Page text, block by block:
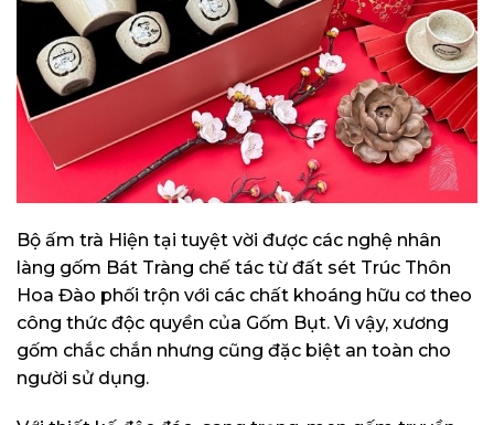
Bộ ấm trà Hiện tại tuyệt vời được các nghệ nhân
làng gốm Bát Tràng chế tác từ đất sét Trúc Thôn
Hoa Đào phối trộn với các chất khoáng hữu cơ theo
công thức độc quyền của Gốm Bụt. Vì vậy, xương
gốm chắc chắn nhưng cũng đặc biệt an toàn cho
người sử dụng.